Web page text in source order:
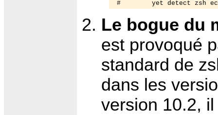
Le bogue du
est provoqué
standard de
dans les
version 10.2,